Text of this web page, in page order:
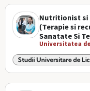
Nutritionist
(Terapie si
Sanatate Si
Universitatea
Studii Universitare de